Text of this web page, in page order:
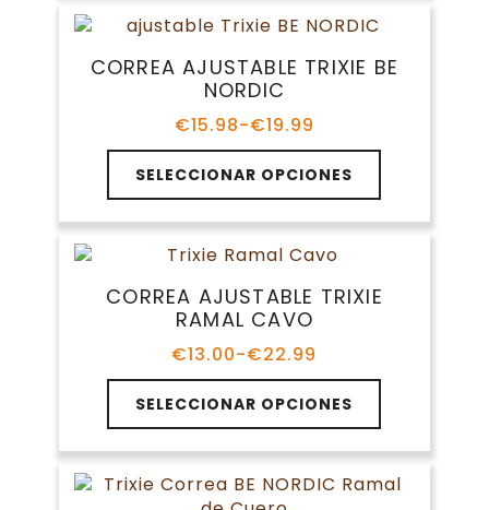
producto
hasta
€44.99
variantes.
opciones
pueden
elegir
la
página
producto
CORREA AJUSTABLE TRIXIE BE
NORDIC
€15.98-€19.99
Rango
de
precios:
desde
€15.98
hasta
€19.99
SELECCIONAR OPCIONES
Este
producto
tiene
múltiples
variantes.
opciones
pueden
elegir
la
página
de
producto
CORREA AJUSTABLE TRIXIE
RAMAL CAVO
€13.00-€22.99
Rango
de
precios:
desde
€13.00
hasta
€22.99
SELECCIONAR OPCIONES
Este
producto
tiene
múltiples
variantes.